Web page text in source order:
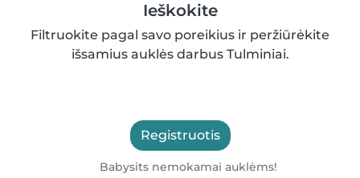
Ieškokite
Filtruokite pagal savo poreikius ir peržiūrėkite
išsamius auklės darbus Tulminiai.
Registruotis
Babysits nemokamai auklėms!